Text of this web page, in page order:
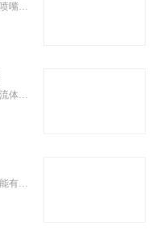
热熔胶枪，具有精确的开断效果、多种多样的喷嘴，可满足不同生产线的要求、独特的滤网设计，有利于清洗等特点。一般的热熔胶枪长时间在300℃高温下使用都不会发生变形，接头经久耐用。所以热熔胶机广泛用于电子厂、食品厂、包装厂、等热熔胶条黏结产品，2022电磁阀十大品牌有哪些，网友投票等近百项指标评选出了电磁阀品牌排行榜，供大家参考选择。
电磁阀是用电磁控制的工业设备，是用来控制流体的自动化基础元件，属于执行器，并不限于液压、气动，电磁阀可以配合不同的电路来实现预期的控制，而控制的精度和灵活性都能够保证。电磁阀有很多种，不同的电磁阀在控制系统的不同位置发挥作用，最常用的是单向阀、安全阀、方向控制阀、速度调节阀等。品牌网依托大数据技术,综合品牌实力、产品销量、用户口碑、网友投票等指标评选出了市场上受欢迎的电磁阀品牌。
三通电磁阀的产生为生活带来了很大的方便，能有效的控制水流、气流等一系列物质的传输，从而避免了不必要的浪费，相信在各大领域三通电磁阀应用也会越来越广泛，三通电磁阀的使用会极大程度的节约能源。通过控制阀门的及时性来有效的提高工作效率。所以，选择三通电磁阀的使用是相当明智的做法，尤其是三通电磁阀能够有效的防止强酸强碱的侵蚀，能够在系统中长久使用。